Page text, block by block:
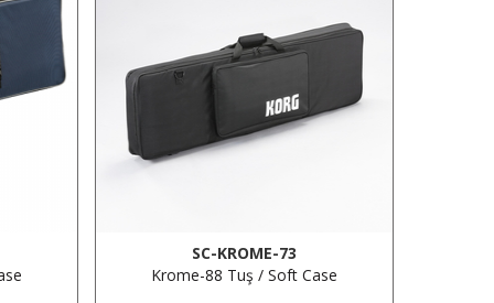
SC-KROME-73
Krome-88 Tuş / Soft Case